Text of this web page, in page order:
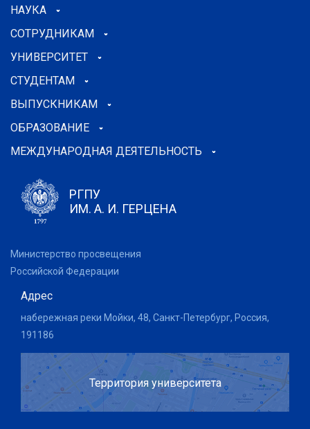
НАУКА
СОТРУДНИКАМ
УНИВЕРСИТЕТ
СТУДЕНТАМ
ВЫПУСКНИКАМ
ОБРАЗОВАНИЕ
МЕЖДУНАРОДНАЯ ДЕЯТЕЛЬНОСТЬ
РГПУ
ИМ. А. И. ГЕРЦЕНА
Министерство просвещения
Российской Федерации
Адрес
набережная реки Мойки, 48, Санкт-Петербург, Россия,
191186
Территория университета